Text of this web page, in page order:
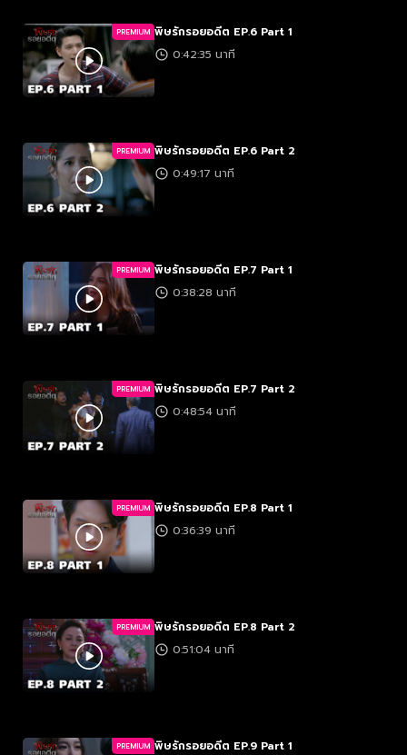
PREMIUM พิษรักรอยอดีต EP.6 Part 1
0:42:35 นาที
PREMIUM พิษรักรอยอดีต EP.6 Part 2
0:49:17 นาที
PREMIUM พิษรักรอยอดีต EP.7 Part 1
0:38:28 นาที
PREMIUM พิษรักรอยอดีต EP.7 Part 2
0:48:54 นาที
PREMIUM พิษรักรอยอดีต EP.8 Part 1
0:36:39 นาที
PREMIUM พิษรักรอยอดีต EP.8 Part 2
0:51:04 นาที
PREMIUM พิษรักรอยอดีต EP.9 Part 1